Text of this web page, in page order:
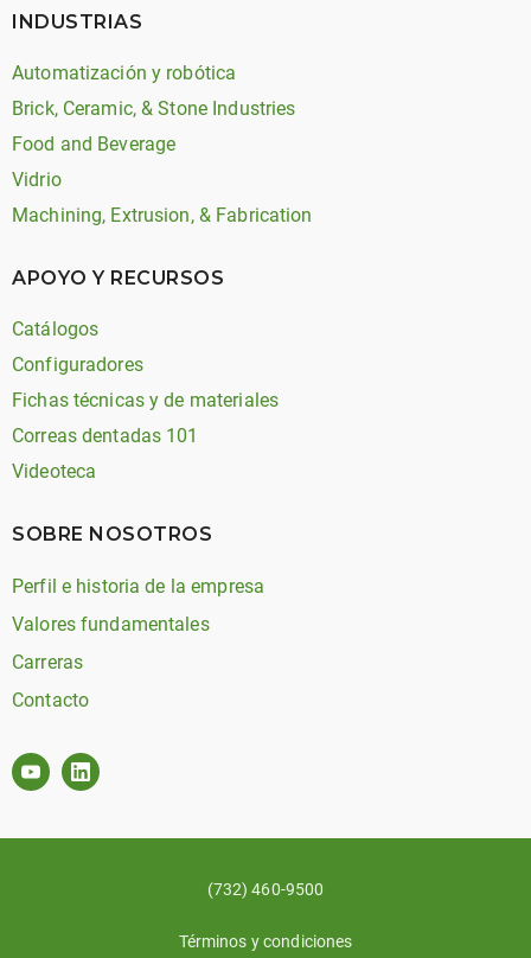
INDUSTRIAS
Automatización y robótica
Brick, Ceramic, & Stone Industries
Food and Beverage
Vidrio
Machining, Extrusion, & Fabrication
APOYO Y RECURSOS
Catálogos
Configuradores
Fichas técnicas y de materiales
Correas dentadas 101
Videoteca
SOBRE NOSOTROS
Perfil e historia de la empresa
Valores fundamentales
Carreras
Contacto
(732) 460-9500
Términos y condiciones